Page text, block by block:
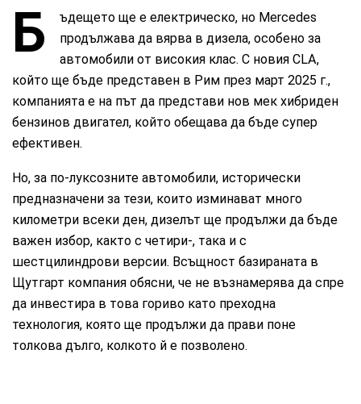
Б
ъдещето ще е електрическо, но Mercedes
продължава да вярва в дизела, особено за
автомобили от високия клас. С новия CLA,
който ще бъде представен в Рим през март 2025 г.,
компанията е на път да представи нов мек хибриден
бензинов двигател, който обещава да бъде супер
ефективен.
Но, за по-луксозните автомобили, исторически
предназначени за тези, които изминават много
километри всеки ден, дизелът ще продължи да бъде
важен избор, както с четири-, така и с
шестцилиндрови версии. Всъщност базираната в
Щутгарт компания обясни, че не възнамерява да спре
да инвестира в това гориво като преходна
технология, която ще продължи да прави поне
толкова дълго, колкото й е позволено.